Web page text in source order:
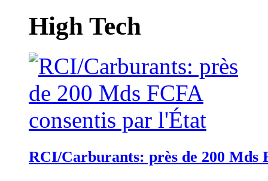
High Tech
RCI/Carburants: près de 200 Mds